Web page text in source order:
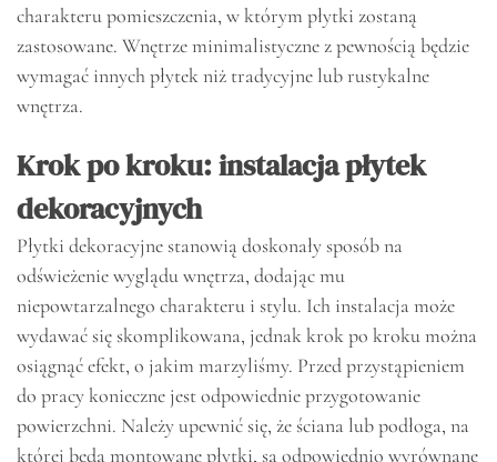
charakteru pomieszczenia, w którym płytki zostaną
zastosowane. Wnętrze minimalistyczne z pewnością będzie
wymagać innych płytek niż tradycyjne lub rustykalne
wnętrza.
Krok po kroku: instalacja płytek
dekoracyjnych
Płytki dekoracyjne stanowią doskonały sposób na
odświeżenie wyglądu wnętrza, dodając mu
niepowtarzalnego charakteru i stylu. Ich instalacja może
wydawać się skomplikowana, jednak krok po kroku można
osiągnąć efekt, o jakim marzyliśmy. Przed przystąpieniem
do pracy konieczne jest odpowiednie przygotowanie
powierzchni. Należy upewnić się, że ściana lub podłoga, na
której będą montowane płytki, są odpowiednio wyrównane